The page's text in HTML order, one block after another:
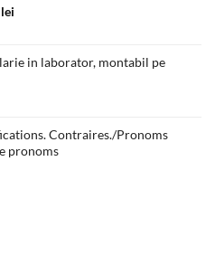
lei
180.00 lei
in laborator, montabil pe
Contraires./Pronoms
pronoms